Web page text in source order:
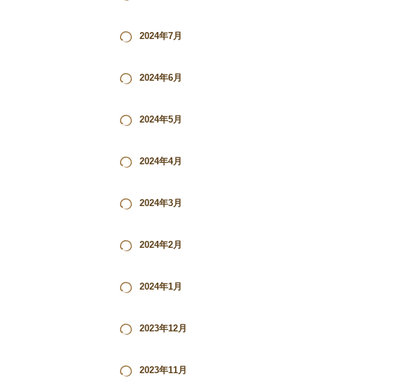
2024年7月
2024年6月
2024年5月
2024年4月
2024年3月
2024年2月
2024年1月
2023年12月
2023年11月